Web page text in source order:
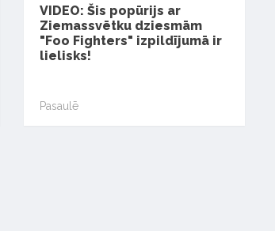
VIDEO: Šis popūrijs ar
Ziemassvētku dziesmām
"Foo Fighters" izpildījumā ir
lielisks!
Pasaulē